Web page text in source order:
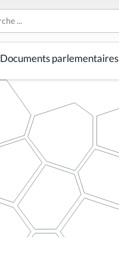
Documents parlementaires